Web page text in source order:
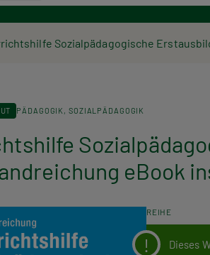
Sozialpädagogische
PÄDAGOGIK SOZIALPÄDAGOGIK
eBook
REIHE
Dieses